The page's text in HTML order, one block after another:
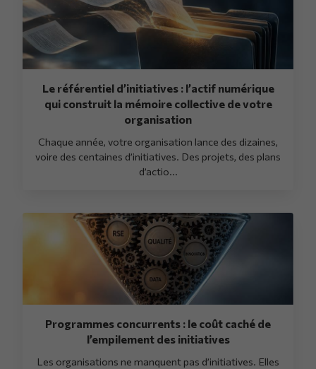
Le référentiel d’initiatives : l’actif numérique
qui construit la mémoire collective de votre
organisation
Chaque année, votre organisation lance des dizaines,
voire des centaines d’initiatives. Des projets, des plans
d’actio...
Programmes concurrents : le coût caché de
l’empilement des initiatives
Les organisations ne manquent pas d’initiatives. Elles